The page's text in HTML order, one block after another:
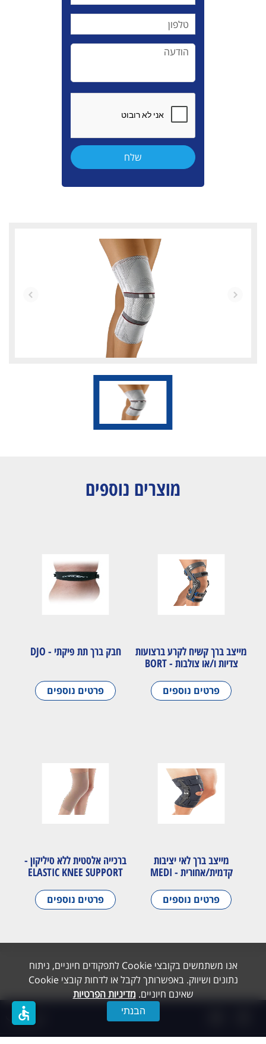
אנו משתמשים בקובצי Cookie לתפקודים חיוניים, ניתוח
נתונים ושיווק. באפשרותך לקבל או לדחות קובצי Cookie
שאינם חיוניים. מדיניות הפרטיות
הבנתי
מוצרים נוספים
מייצב ברך קשיח לקרע ברצועות
צדיות ו/או צולבות - BORT
פרטים נוספים
חבק ברך תת פיקתי - DJO
פרטים נוספים
מייצב ברך לאי יציבות
קדמית/אחורית - MEDI
פרטים נוספים
ברכייה אלסטית ללא סיליקון -
ELASTIC KNEE SUPPORT
פרטים נוספים
accessible